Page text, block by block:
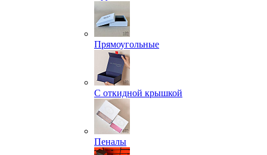
Прямоугольные
С откидной крышкой
Пеналы